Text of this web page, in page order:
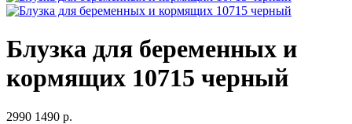
Блузка для беременных и
кормящих 10715 черный
2990 1490 р.